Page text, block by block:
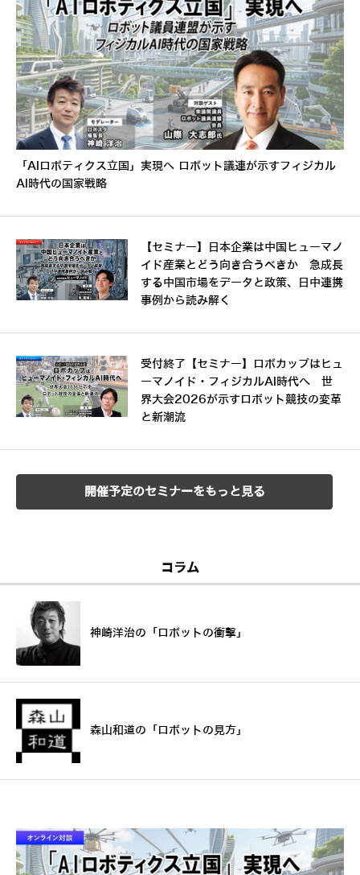
「AIロボティクス立国」実現へ ロボット議連が示すフィジカル
AI時代の国家戦略
【セミナー】日本企業は中国ヒューマノ
イド産業とどう向き合うべきか 急成長
する中国市場をデータと政策、日中連携
事例から読み解く
受付終了【セミナー】ロボカップはヒュ
ーマノイド・フィジカルAI時代へ 世
界大会2026が示すロボット競技の変革
と新潮流
開催予定のセミナーをもっと見る
コラム
神崎洋治の「ロボットの衝撃」
森山和道の「ロボットの見方」